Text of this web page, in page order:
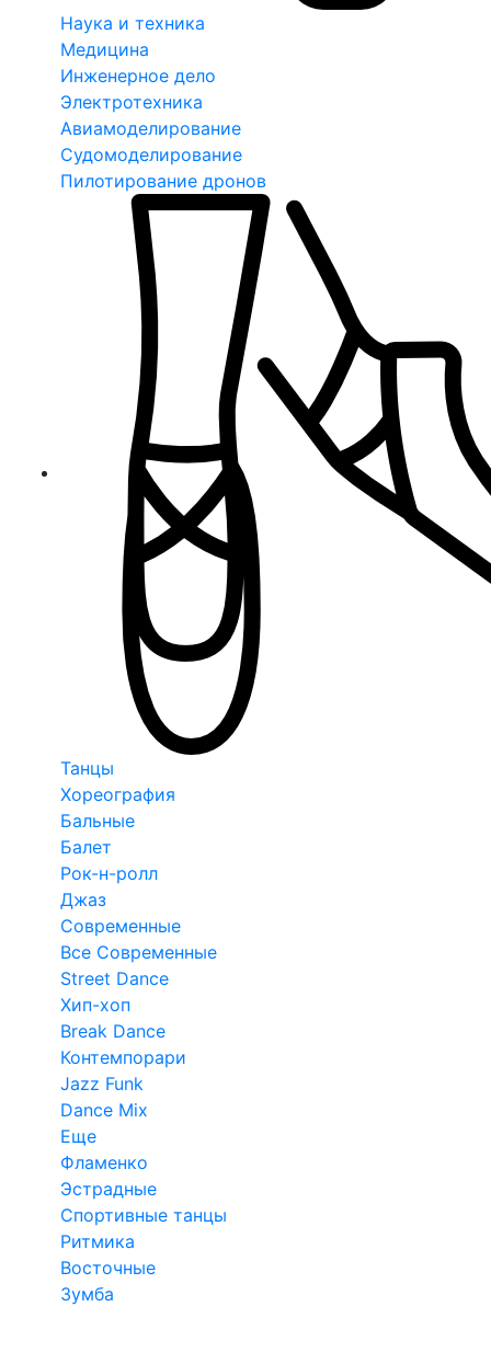
Наука и техника
Медицина
Инженерное дело
Электротехника
Авиамоделирование
Судомоделирование
Пилотирование дронов
Танцы
Хореография
Бальные
Балет
Рок-н-ролл
Джаз
Современные
Все Современные
Street Dance
Хип-хоп
Break Dance
Контемпорари
Jazz Funk
Dance Mix
Еще
Фламенко
Эстрадные
Спортивные танцы
Ритмика
Восточные
Зумба